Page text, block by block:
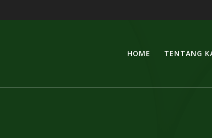
HOME TENTANG